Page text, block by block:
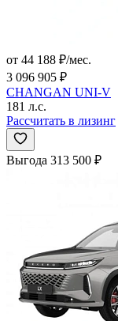
от 44 188 ₽/мес.
3 096 905 ₽
CHANGAN UNI-V
181 л.с.
Рассчитать в лизинг
Выгода 313 500 ₽